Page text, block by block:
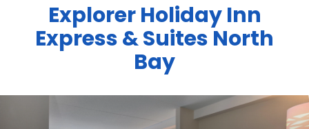
ExplorerHoliday Inn
Express & Suites North
Bay